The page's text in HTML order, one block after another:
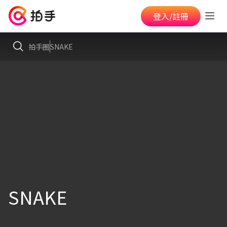
登入/註冊
拍手圈SNAKE
SNAKE